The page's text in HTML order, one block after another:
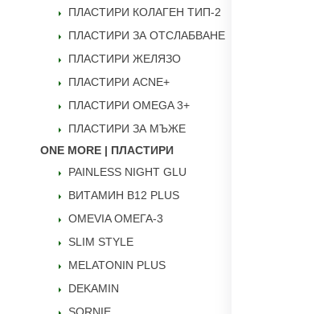
ПЛАСТИРИ КОЛАГЕН ТИП-2
ПЛАСТИРИ ЗА ОТСЛАБВАНЕ
ПЛАСТИРИ ЖЕЛЯЗО
ПЛАСТИРИ ACNE+
ПЛАСТИРИ OMEGA 3+
ПЛАСТИРИ ЗА МЪЖЕ
ONE MORE | ПЛАСТИРИ
PAINLESS NIGHT GLU
ВИТАМИН B12 PLUS
ОMEVIA ОМЕГА-3
SLIM STYLE
MELATONIN PLUS
DEKAMIN